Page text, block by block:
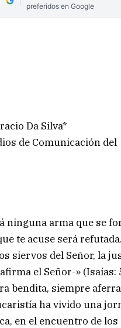
preferidos en Google
Da Silva*
de Comunicación del
ninguna arma que se
te acuse será
siervos del Señor, la
el Señor-» (Isaías:
bendita, siempre
ha vivido una
en el encuentro de los